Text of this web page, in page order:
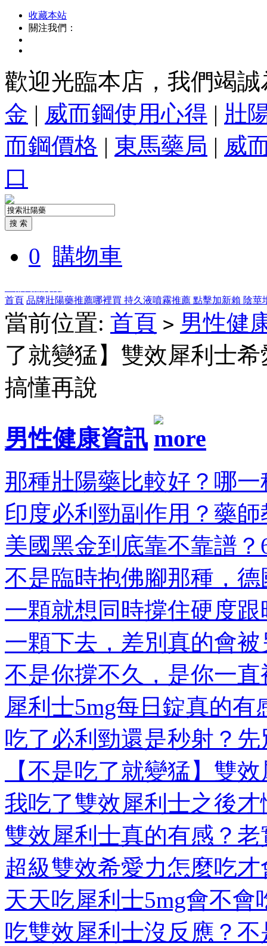
收藏本站
關注我們：
歡迎光臨本店，我們竭
金 | 威而鋼使用心得 | 壯
而鋼價格 | 東馬藥局 | 威
口
0 購物車
首頁 品牌壯陽藥推薦哪裡買 持久液噴霧推薦 點擊加新賴 陰莖
當前位置: 首頁 > 男性健
了就變猛】雙效犀利士
搞懂再說
男性健康資訊
那種壯陽藥比較好？哪
印度必利勁副作用？藥
美國黑金到底靠不靠譜？
不是臨時抱佛腳那種，
一顆就想同時撐住硬度
一顆下去，差別真的會
不是你撐不久，是你一
犀利士5mg每日錠真的有
吃了必利勁還是秒射？
【不是吃了就變猛】雙
我吃了雙效犀利士之後
雙效犀利士真的有感？
超級雙效希愛力怎麼吃
天天吃犀利士5mg會不會
吃雙效犀利士沒反應？